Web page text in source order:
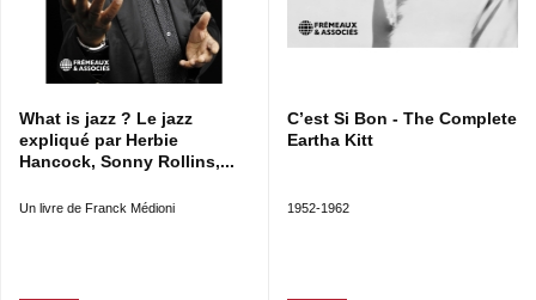
What is jazz ? Le jazz
expliqué par Herbie
Hancock, Sonny Rollins,...
Un livre de Franck Médioni
C’est Si Bon - The Complete
Eartha Kitt
1952-1962